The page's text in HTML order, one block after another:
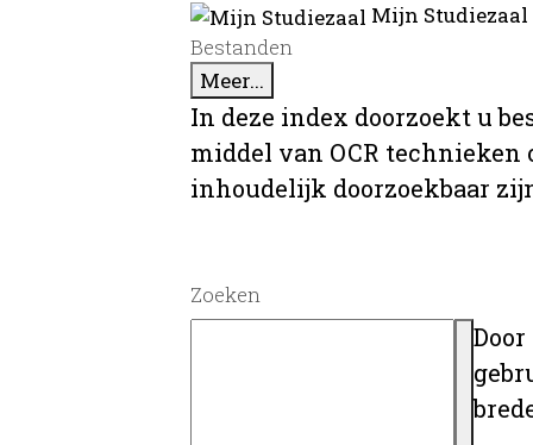
Mijn
Bestanden
Meer...
In deze index doorzoekt u
middel van OCR
inhoudelijk doorzoekbaar
Zoeken